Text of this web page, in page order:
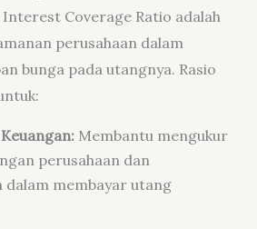
Coverage Ratio adalah
perusahaan dalam
bunga pada utangnya. Rasio
Membantu mengukur
perusahaan dan
dalam membayar utang